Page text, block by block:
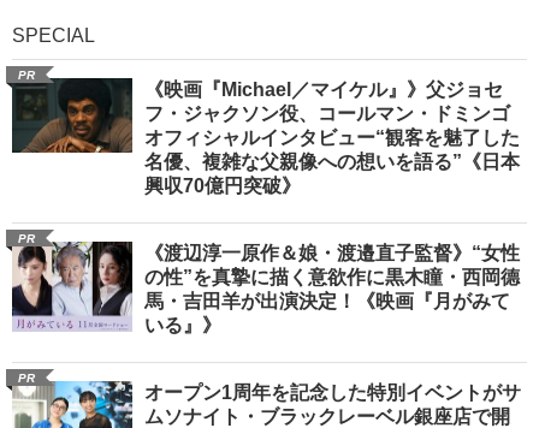
SPECIAL
PR
《映画『Michael／マイケル』》父ジョセ
フ・ジャクソン役、コールマン・ドミンゴ
オフィシャルインタビュー“観客を魅了した
名優、複雑な父親像への想いを語る”《日本
興収70億円突破》
PR
《渡辺淳一原作＆娘・渡邉直子監督》“女性
の性”を真摯に描く意欲作に黒木瞳・西岡德
馬・吉田羊が出演決定！《映画『月がみて
いる』》
PR
オープン1周年を記念した特別イベントがサ
ムソナイト・ブラックレーベル銀座店で開